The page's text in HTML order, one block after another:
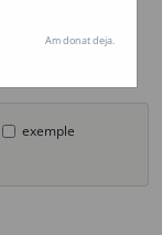
exemple
Am donat deja.